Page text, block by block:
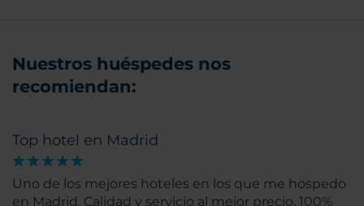
Nuestros huéspedes nos
recomiendan:
Top hotel en Madrid
Uno de los mejores hoteles en los que me hospedo
en Madrid. Calidad y servicio al mejor precio. 100%